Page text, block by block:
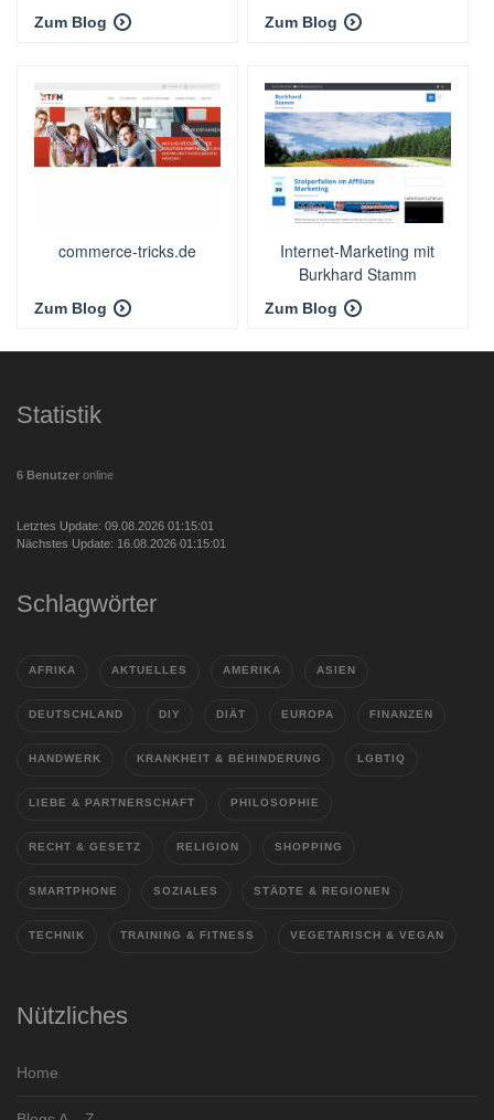
Zum Blog Zum Blog
commerce-tricks.de
Zum Blog
Internet-Marketing mit
Burkhard Stamm
Zum Blog
Statistik
6 Benutzer online
Letztes Update: 09.08.2026 01:15:01
Nächstes Update: 16.08.2026 01:15:01
Schlagwörter
AFRIKA AKTUELLES AMERIKA ASIEN
DEUTSCHLAND DIY DIÄT EUROPA FINANZEN
HANDWERK KRANKHEIT & BEHINDERUNG LGBTIQ
LIEBE & PARTNERSCHAFT PHILOSOPHIE
RECHT & GESETZ RELIGION SHOPPING
SMARTPHONE SOZIALES STÄDTE & REGIONEN
TECHNIK TRAINING & FITNESS VEGETARISCH & VEGAN
Nützliches
Home